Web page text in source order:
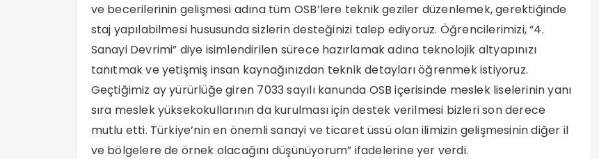
ve becerilerinin gelişmesi adına tüm OSB’lere teknik geziler düzenlemek, gerektiğinde
staj yapılabilmesi hususunda sizlerin desteğinizi talep ediyoruz. Öğrencilerimizi, “4.
Sanayi Devrimi” diye isimlendirilen sürece hazırlamak adına teknolojik altyapınızı
tanıtmak ve yetişmiş insan kaynağınızdan teknik detayları öğrenmek istiyoruz.
Geçtiğimiz ay yürürlüğe giren 7033 sayılı kanunda OSB içerisinde meslek liselerinin yanı
sıra meslek yüksekokullarının da kurulması için destek verilmesi bizleri son derece
mutlu etti. Türkiye’nin en önemli sanayi ve ticaret üssü olan ilimizin gelişmesinin diğer il
ve bölgelere de örnek olacağını düşünüyorum” ifadelerine yer verdi.